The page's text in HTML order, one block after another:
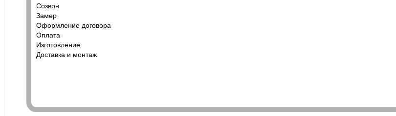
Созвон
Замер
Оформление договора
Оплата
Изготовление
Доставка и монтаж